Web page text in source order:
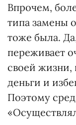
Впрочем,
типа замены
тоже была.
переживает
своей
деньги и
Поэтому